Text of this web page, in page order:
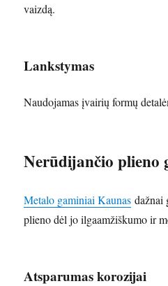
vaizdą.
Lankstymas
Naudojamas įvairių formų
Nerūdijančio plieno
Metalo gaminiai Kaunas dažnai
plieno dėl jo ilgaamžiškumo ir
Atsparumas korozijai